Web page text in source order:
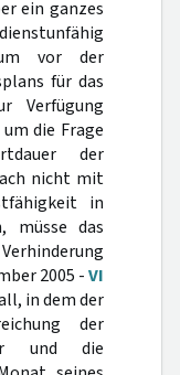
ein ganzes
vor der
für das
Verfügung
die Frage
der
nicht mit
in
müsse das
2005 -VI
in dem der
der
und die